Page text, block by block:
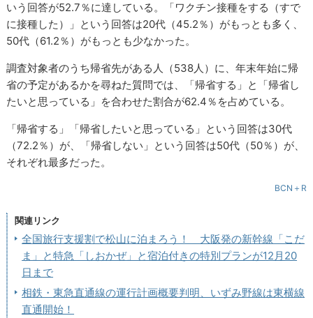
いう回答が52.7％に達している。「ワクチン接種をする（すで
に接種した）」という回答は20代（45.2％）がもっとも多く、
50代（61.2％）がもっとも少なかった。
調査対象者のうち帰省先がある人（538人）に、年末年始に帰
省の予定があるかを尋ねた質問では、「帰省する」と「帰省し
たいと思っている」を合わせた割合が62.4％を占めている。
「帰省する」「帰省したいと思っている」という回答は30代
（72.2％）が、「帰省しない」という回答は50代（50％）が、
それぞれ最多だった。
BCN＋R
関連リンク
全国旅行支援割で松山に泊まろう！ 大阪発の新幹線「こだ
ま」と特急「しおかぜ」と宿泊付きの特別プランが12月20
日まで
相鉄・東急直通線の運行計画概要判明、いずみ野線は東横線
直通開始！